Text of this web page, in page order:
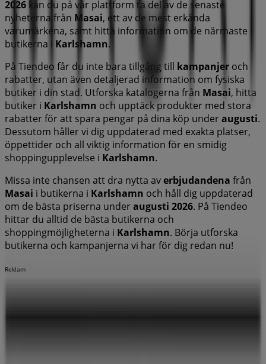
2026 kan du på vår plattform ta del av de senaste
nyheterna från Masai, ett av de mest erkända
varumärkena, samt hitta information om de närmaste
butikerna i Karlshamn.
På Tiendeo får du inte bara tillgång till kampanjer och
rabatter, utan även detaljerad information om fysiska
butiker i din stad. Utforska katalogerna från Masai, hitta
butiker i Karlshamn och upptäck produkter med stora
rabatter för att spara pengar på dina köp underaugusti.
Dessutom håller vi dig uppdaterad med exakta platser,
öppettider och all viktig information för en smidig
shoppingupplevelse i Karlshamn.
Missa inte chansen att dra nytta averbjudandena från
Masai i butikerna i Karlshamn och håll dig uppdaterad
om de bästa priserna underaugusti 2026. På Tiendeo
hittar du alltid de bästa butikerna och
shoppingmöjligheterna i Karlshamn. Börja utforska
butikerna och kampanjerna vi har för dig redan nu!
Reklam